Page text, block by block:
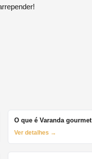
O que é Varanda gourmet
Ver detalhes →